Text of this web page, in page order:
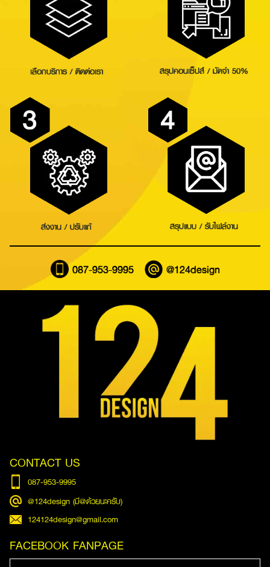
Search
เลือกบริการ / ติดต่อเรา สรุปคอนเซ็ปส์ / มัดจำ 50%
ส่งงาน / ปรับแก้ สรุปแบบ / รับไฟล์งาน
087-953-9995 @124design
CONTACT US
087-953-9995
@124design (มี@ด้วยนะครับ)
124124design@gmail.com
FACEBOOK FANPAGE